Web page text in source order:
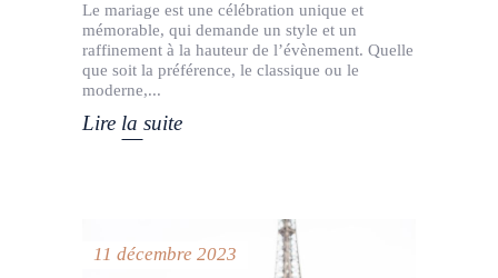
Le mariage est une célébration unique et
mémorable, qui demande un style et un
raffinement à la hauteur de l’évènement. Quelle
que soit la préférence, le classique ou le
moderne,
Lire la suite
11 décembre 2023